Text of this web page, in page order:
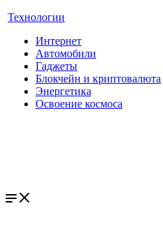
Технологии
Интернет
Автомобили
Гаджеты
Блокчейн и криптовалюта
Энергетика
Освоение космоса